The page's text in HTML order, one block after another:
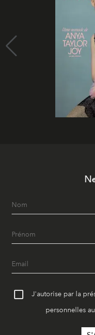
J'autorise par la
personnelles